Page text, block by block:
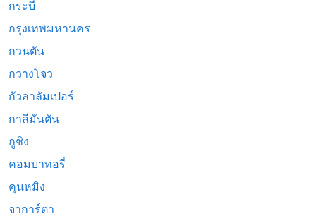
กระบี่
กรุงเทพมหานคร
กวนตัน
กวางโจว
กัวลาลัมเปอร์
กาลีมันตัน
กูชิง
คอมบาทอรี่
คุนหมิง
จาการ์ตา